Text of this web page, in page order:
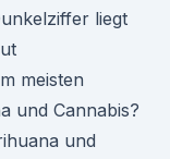
liegt
meisten
und Cannabis?
und